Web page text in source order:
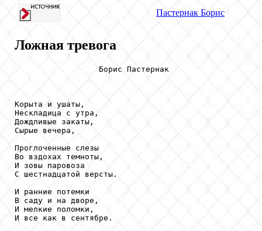
Пастернак Борис
Ложная тревога
                  Борис Пастернак
Корыта и ушаты,
Нескладица с утра,
Дождливые закаты,
Сырые вечера,
Проглоченные слезы
Во вздохах темноты,
И зовы паровоза
С шестнадцатой версты.
И ранние потемки
В саду и на дворе,
И мелкие поломки,
И все как в сентябре.